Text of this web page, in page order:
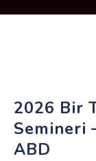
2026 Bir
Semineri
ABD